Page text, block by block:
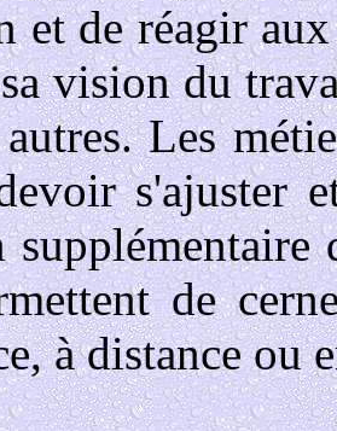
et de réagir
vision du
Les
s'ajuster
supplémentaire
de
à distance ou